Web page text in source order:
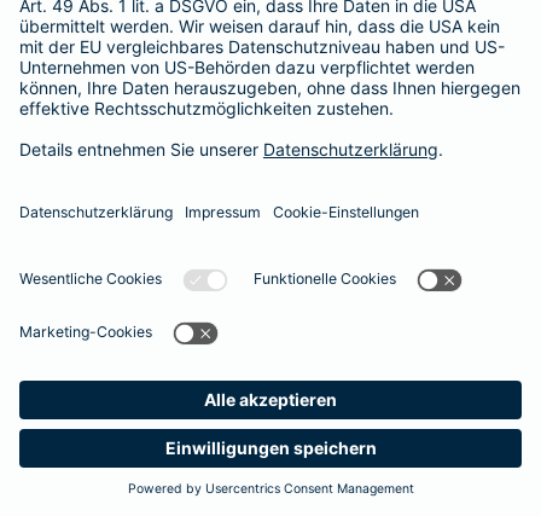
Suche Produkte
Barmenia
Basis-Schutz der Barmenia erstattet dieNotfallversorgung
im tierärztlichen Notdienstkomplett - ohne eine Begrenzung
der Jahreshöchstleistung für Operationen.